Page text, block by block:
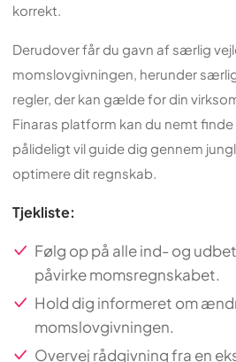
korrekt.
Derudover får du gavn af særlig
momslovgivningen, herunder
regler, der kan gælde for din
Finaras platform kan du nemt
pålideligt vil guide dig gennem
optimere dit regnskab.
Tjekliste:
Følg op på alle ind- og
påvirke momsregnskabet.
Hold dig informeret om
momslovgivningen.
Overvej rådgivning fra en